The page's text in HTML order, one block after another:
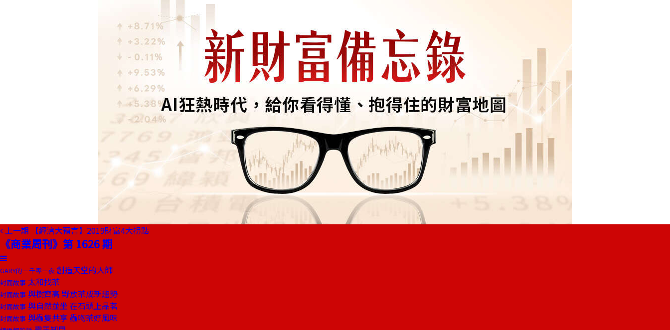
上一期 【經濟大預言】2019財富4大拐點
《商業周刊》第 1626 期
GARY的一千零一夜 創造天堂的大師
封面故事 太和找茶
封面故事 與樹齊高 野放茶成新趨勢
封面故事 與自然並坐 在石頭上品茗
封面故事 與蟲隻共享 蟲吻茶好風味